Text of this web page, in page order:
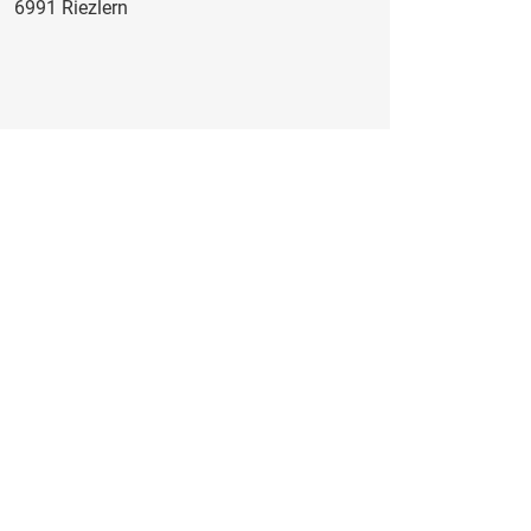
6991 Riezlern